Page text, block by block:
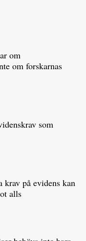
om
om forskarnas
som
krav på evidens kan
alls